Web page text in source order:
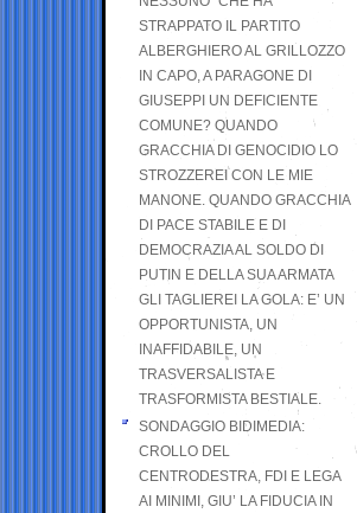
STRAPPATO IL PARTITO
ALBERGHIERO AL GRILLOZZO
IN CAPO, A PARAGONE DI
GIUSEPPI UN DEFICIENTE
COMUNE? QUANDO
GRACCHIA DI GENOCIDIO LO
STROZZEREI CON LE MIE
MANONE. QUANDO GRACCHIA
DI PACE STABILE E DI
DEMOCRAZIA AL SOLDO DI
PUTIN E DELLA SUA ARMATA
GLI TAGLIEREI LA GOLA: E’ UN
OPPORTUNISTA, UN
INAFFIDABILE, UN
TRASVERSALISTA E
TRASFORMISTA BESTIALE.
SONDAGGIO BIDIMEDIA:
CROLLO DEL
CENTRODESTRA, FDI E LEGA
AI MINIMI, GIU’ LA FIDUCIA IN